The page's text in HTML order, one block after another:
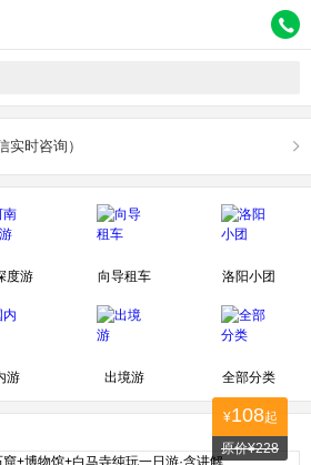
实时咨询）
度游 向导租车 洛阳小团
游 出境游 全部分类
¥108起
原价¥228